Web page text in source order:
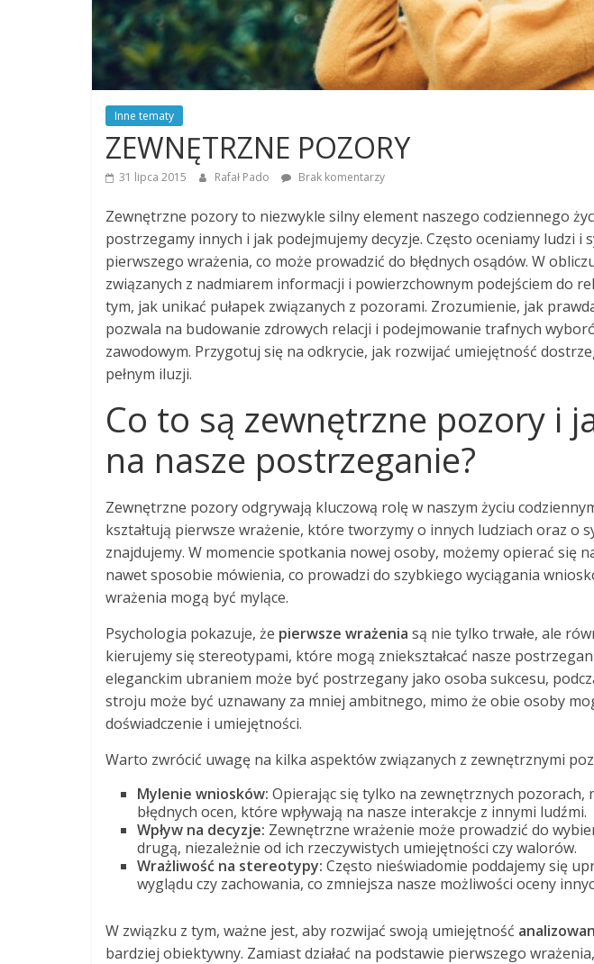
Inne tematy
ZEWNĘTRZNE POZORY
31 lipca 2015 Rafał Pado Brak komentarzy
Zewnętrzne pozory to niezwykle silny element naszego codziennego
postrzegamy innych i jak podejmujemy decyzje. Często oceniamy ludzi i
pierwszego wrażenia, co może prowadzić do błędnych osądów. W
związanych z nadmiarem informacji i powierzchownym podejściem do
tym, jak unikać pułapek związanych z pozorami. Zrozumienie, jak
pozwala na budowanie zdrowych relacji i podejmowanie trafnych
zawodowym. Przygotuj się na odkrycie, jak rozwijać umiejętność
pełnym iluzji.
Co to są zewnętrzne pozory i
na nasze postrzeganie?
Zewnętrzne pozory odgrywają kluczową rolę w naszym życiu
kształtują pierwsze wrażenie, które tworzymy o innych ludziach oraz o
znajdujemy. W momencie spotkania nowej osoby, możemy opierać się
nawet sposobie mówienia, co prowadzi do szybkiego wyciągania
wrażenia mogą być mylące.
Psychologia pokazuje, że pierwsze wrażenia są nie tylko trwałe, ale
kierujemy się stereotypami, które mogą zniekształcać nasze
eleganckim ubraniem może być postrzegany jako osoba sukcesu,
stroju może być uznawany za mniej ambitnego, mimo że obie osoby
doświadczenie i umiejętności.
Warto zwrócić uwagę na kilka aspektów związanych z zewnętrznymi
Mylenie wniosków: Opierając się tylko na zewnętrznych pozorach,
błędnych ocen, które wpływają na nasze interakcje z innymi ludźmi.
Wpływ na decyzje: Zewnętrzne wrażenie może prowadzić do
drugą, niezależnie od ich rzeczywistych umiejętności czy walorów.
Wrażliwość na stereotypy: Często nieświadomie poddajemy się
wyglądu czy zachowania, co zmniejsza nasze możliwości oceny
W związku z tym, ważne jest, aby rozwijać swoją umiejętność
bardziej obiektywny. Zamiast działać na podstawie pierwszego